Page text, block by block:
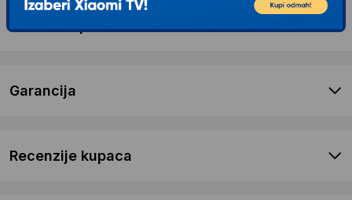
Dostava i povrat
Garancija
Recenzije kupaca